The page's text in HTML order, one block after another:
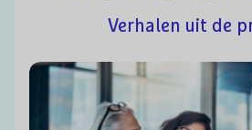
Verhalen uit de